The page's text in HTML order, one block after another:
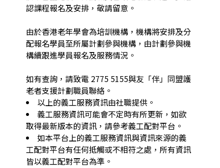
認課程報名及安排，敬請留意。
由於香港老年學會為培訓機構，機構將安排及分
配報名學員至所屬計劃參與機構，由計劃參與機
構續跟進學員報名及服務情況。
如有查詢，請致電 2775 5155與友「伴」同盟護
老者支援計劃職員聯絡。
以上的義工服務資訊由社職提供。
義工服務資訊可能會不定時有所更新，如欲
取得最新版本的資訊，請參考義工配對平台。
如本平台上的義工服務資訊與資訊來源的義
工配對平台有任何抵觸或不相符之處，所有資訊
皆以義工配對平台為準。